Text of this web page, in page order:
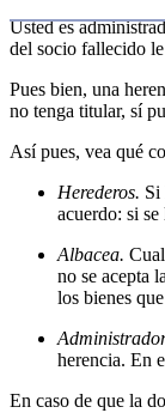
Usted es
del socio fallecido
Pues bien, una
no tenga titular, sí
Así pues, vea qué
Herederos. Si
acuerdo: si
Albacea.
no se acepta
los bienes
herencia. En
En caso de que la